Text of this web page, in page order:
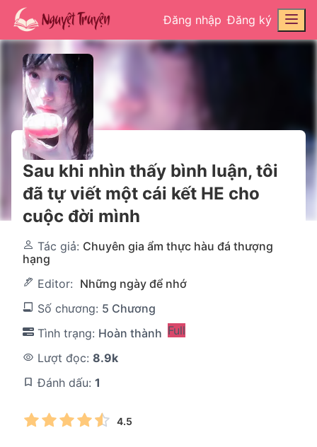
Đăng nhập Đăng ký
Sau khi nhìn thấy bình luận, tôi
đã tự viết một cái kết HE cho
cuộc đời mình
Tác giả: Chuyên gia ẩm thực hàu đá thượng
hạng
Editor: Những ngày để nhớ
Số chương: 5 Chương
Tình trạng: Hoàn thành Full
Lượt đọc: 8.9k
Đánh dấu: 1
4.5